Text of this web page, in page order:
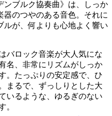
ブルク協奏曲》は、しっか
器のつやのある音色。それに
が、何よりも心地よく響い
バロック音楽が大人気にな
名、非常にリズムがしっか
。たっぷりの安定感で、ひ
まるで、ずっしりとした大
いるような、ゆるぎのない
。